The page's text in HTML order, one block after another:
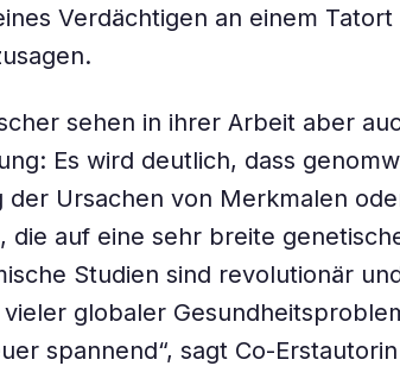
Verdächtigen an einem
sehen in ihrer Arbeit aber
Es wird deutlich, dass
der Ursachen von Merkmalen
die auf eine sehr breite
Studien sind revolutionär
vieler globaler
spannend“, sagt Co-